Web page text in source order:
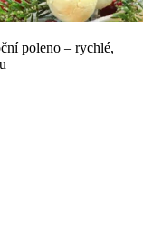
poleno – rychlé,